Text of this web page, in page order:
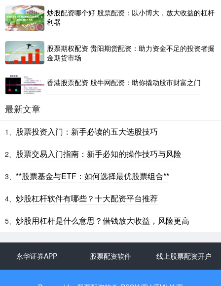
炒股配资哪个好 股票配资：以小博大，放大收益的杠杆
利器
股票期权配资 贵阳期货配资：助力资金不足的投资者掘
金期货市场
香港股票配资 股牛网配资：助你撬动股市财富之门
最新文章
1、 股票投资入门：新手必读的五大选股技巧
2、 股票交易入门指南：新手必知的操作技巧与风险
3、 **股票基金与ETF：如何选择最优股票组合**
4、 炒股杠杆软件有哪些？十大配资平台推荐
5、 炒股用杠杆是什么意思？借钱放大收益，风险更高
永华证券APP 股票配资软件 线上股票配资开户